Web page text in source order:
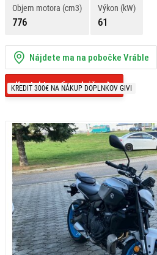
KREDIT 300€ NA NÁKUP DOPLNKOV GIVI
Objem motora (cm3)
776
Výkon (kW)
61
Nájdete ma na pobočke Vráble
Kontaktovať predajňu